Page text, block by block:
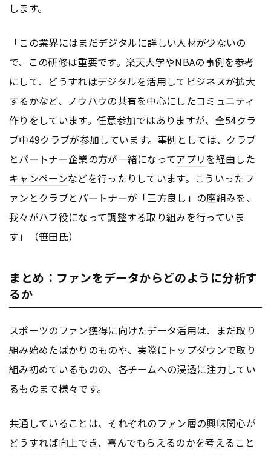
します。
「この業界にはまだデジタルに詳しい人材が少ないの
で、この研修は重要です。楽天大学やNBAの事例を参考
にして、どうすればデジタルを活用してビジネスが拡大
するかなど、ノウハウの共有を中心にしたコミュニティ
作りをしています。任意参加ではありますが、全54クラ
ブ中49クラブが参加しています。事例としては、クラブ
とパートナー企業の方が一緒になってアプリを経由した
キャンペーンなどを行ったりしています。こういったフ
ァンとクラブとパートナーが「三方良し」の座組みを、
我々がハブ役になって調整する取り組みを行っていま
す」（笹田氏）
まとめ：ファンをデータからどのように分析す
るか
スポーツのファン獲得に向けたデータ活用は、まだ取り
組み始めたばかりのものや、実際にトップダウンで取り
組み初めているものの、各チームへの浸透に注力してい
るものまで様々です。
共通していることは、それぞれのファン層の興味関心が
どうすれば向上でき、喜んでもらえるのかを考えること